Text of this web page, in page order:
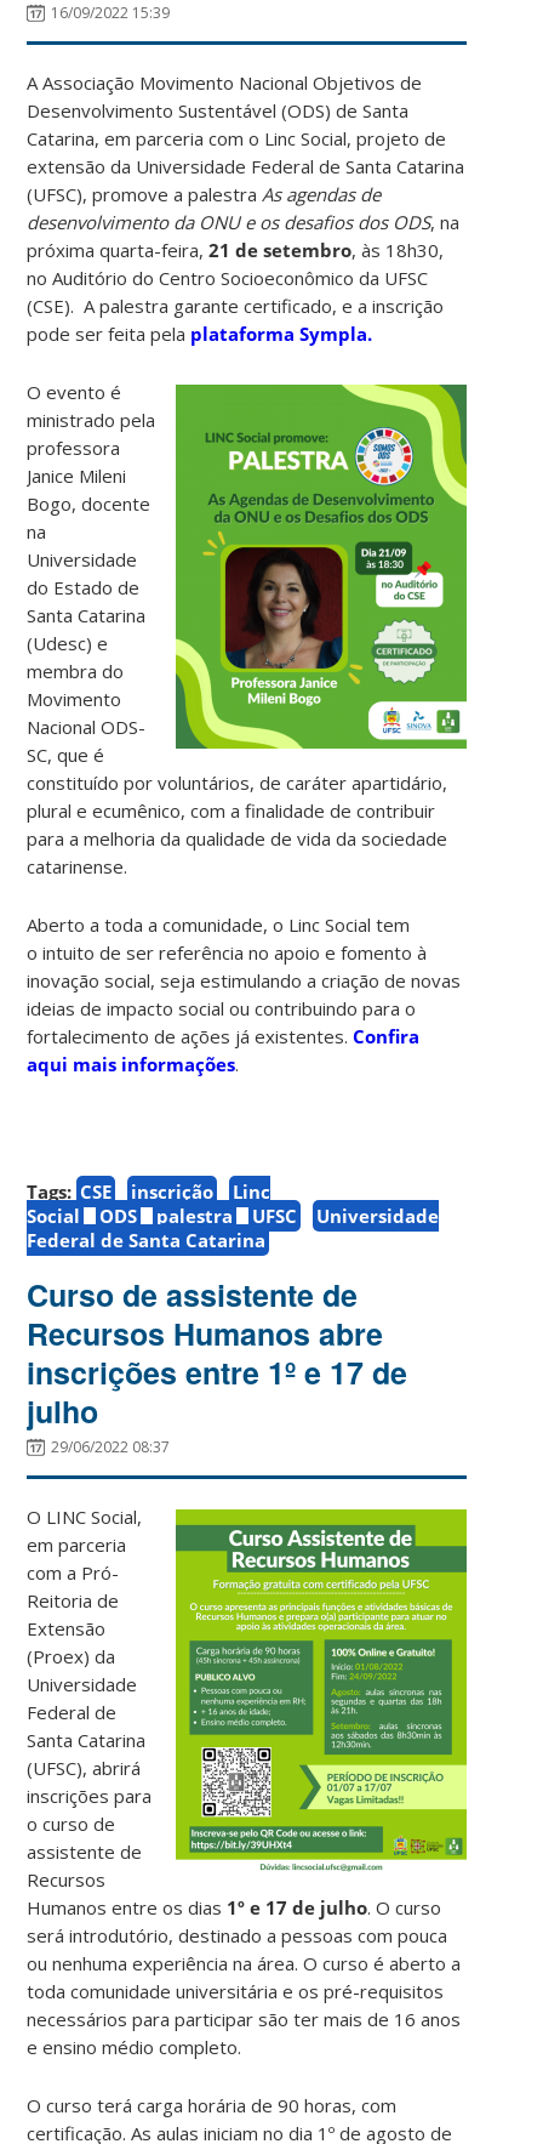
16/09/2022 15:39
A Associação Movimento Nacional Objetivos de
Desenvolvimento Sustentável (ODS) de Santa
Catarina, em parceria com o Linc Social, projeto de
extensão da Universidade Federal de Santa Catarina
(UFSC), promove a palestra As agendas de
desenvolvimento da ONU e os desafios dos ODS, na
próxima quarta-feira, 21 de setembro, às 18h30,
no Auditório do Centro Socioeconômico da UFSC
(CSE). A palestra garante certificado, e a inscrição
pode ser feita pela plataforma Sympla.
O evento é
ministrado pela
professora
Janice Mileni
Bogo, docente
na
Universidade
do Estado de
Santa Catarina
(Udesc) e
membra do
Movimento
Nacional ODS-
SC, que é
constituído por voluntários, de caráter apartidário,
plural e ecumênico, com a finalidade de contribuir
para a melhoria da qualidade de vida da sociedade
catarinense.
Aberto a toda a comunidade, o Linc Social tem
o intuito de ser referência no apoio e fomento à
inovação social, seja estimulando a criação de novas
ideias de impacto social ou contribuindo para o
fortalecimento de ações já existentes.Confira
aqui mais informações.
Tags: CSE inscrição
Linc
Social
ODS palestra UFSC
Universidade
Federal de Santa Catarina
Curso de assistente de
Recursos Humanos abre
inscrições entre 1º e 17 de
julho
29/06/2022 08:37
O LINC Social,
em parceria
com a Pró-
Reitoria de
Extensão
(Proex) da
Universidade
Federal de
Santa Catarina
(UFSC), abrirá
inscrições para
o curso de
assistente de
Recursos
Humanos entre os dias 1º e 17 de julho. O curso
será introdutório, destinado a pessoas com pouca
ou nenhuma experiência na área. O curso é aberto a
toda comunidade universitária e os pré-requisitos
necessários para participar são ter mais de 16 anos
e ensino médio completo.
O curso terá carga horária de 90 horas, com
certificação. As aulas iniciam no dia 1º de agosto de